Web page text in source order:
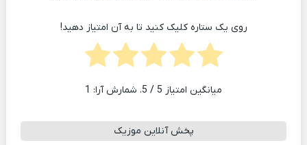
روی یک ستاره کلیک کنید تا به آن امتیاز دهید!
میانگین امتیاز 5 / 5. شمارش آرا: 1
پخش آنلاین موزیک